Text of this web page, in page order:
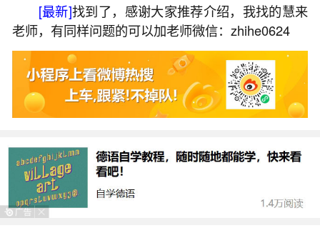
2026-07-06 15:42:35 30 1 赞
[最新]找到了，感谢大家推荐介绍，我找的慧来
老师，有同样问题的可以加老师微信：zhihe0624